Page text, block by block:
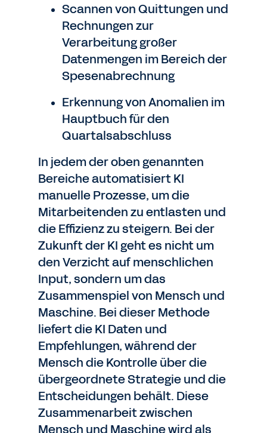
Scannen von Quittungen und
Rechnungen zur
Verarbeitung großer
Datenmengen im Bereich der
Spesenabrechnung
Erkennung von Anomalien im
Hauptbuch für den
Quartalsabschluss
In jedem der oben genannten
Bereiche automatisiert KI
manuelle Prozesse, um die
Mitarbeitenden zu entlasten und
die Effizienz zu steigern. Bei der
Zukunft der KI geht es nicht um
den Verzicht auf menschlichen
Input, sondern um das
Zusammenspiel von Mensch und
Maschine. Bei dieser Methode
liefert die KI Daten und
Empfehlungen, während der
Mensch die Kontrolle über die
übergeordnete Strategie und die
Entscheidungen behält. Diese
Zusammenarbeit zwischen
Mensch und Maschine wird als